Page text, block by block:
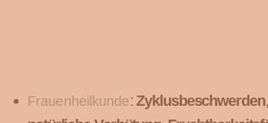
Frauenheilkunde:Zyklusbeschwerden,